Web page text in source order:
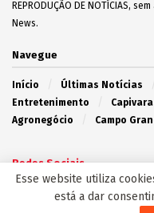
REPRODUÇÃO DE NOTÍCIAS,
News.
Navegue
Início Últimas Notícias
Entretenimento
Capivara
Agronegócio
Campo
Redes Sociais
Esse website utiliza
está a dar